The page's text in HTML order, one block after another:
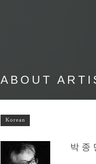
ABOUT
Korean
박종